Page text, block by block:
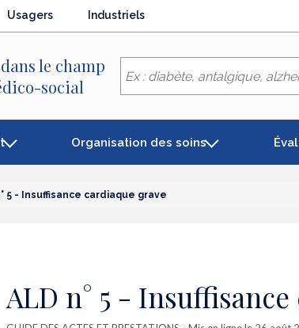
Usagers Industriels
le champ
social
Organisation des soins
5 - Insuffisance cardiaque grave
ALD n° 5 -